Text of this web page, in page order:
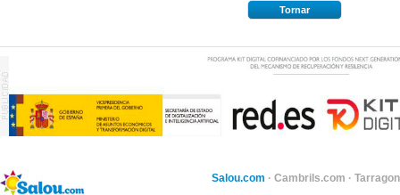
Tornar
Salou.com · Cambrils.com ·